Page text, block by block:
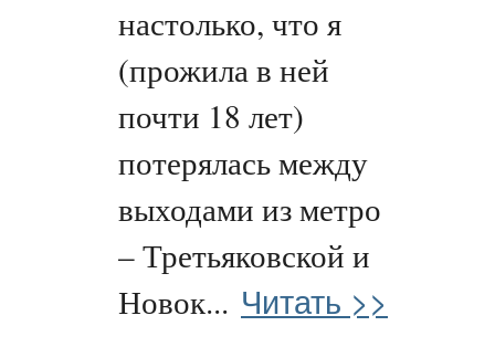
настолько, что я
(прожила в ней
почти 18 лет)
потерялась между
выходами из метро
– Третьяковской и
Новок... Читать >>